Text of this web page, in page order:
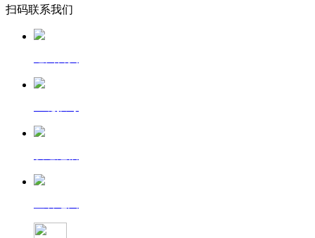
扫码联系我们